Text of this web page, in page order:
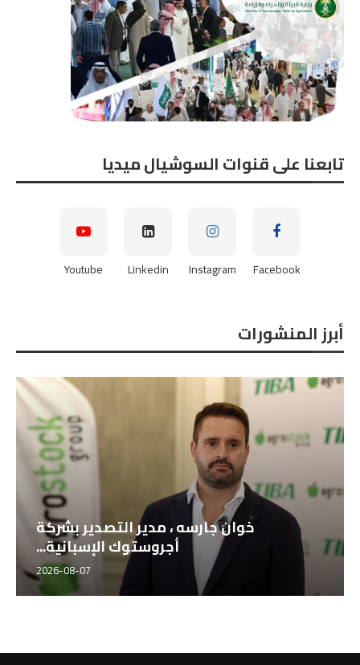
تابعنا على قنوات السوشيال ميديا
Facebook
Instagram
Linkedin
Youtube
أبرز المنشورات
المهندس أحمد المطري، المدير التنفيذي
لشركة طيبة للتجارة...
2026-08-07